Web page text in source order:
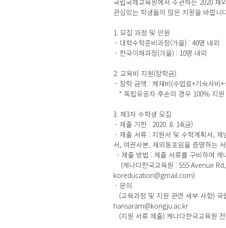
국립국제교육원에서 주관하는 2020 재
관심있는 학생들의 많은 지원을 바랍니
1. 모집 과정 및 인원
- 대학수학준비과정(가을) : 40명 내외
- 한국이해과정(가을) : 10명 내외
2. 교육비 지원(장학금)
- 장학 금액 : 체재비(수업료+기숙사비
* 독립유공자 후손의 경우 100% 지원
3. 제3차 수학생 모집
- 제출 기한 : 2020. 8. 14(금)
- 제출 서류 : 지원서 및 수학계획서,
서, 여권사본, 재외동포임을 증명하는
- 제출 방법 : 제출 서류를 구비하여
(캐나다한국교육원 : 555 Avenue
koreducation@gmail.com)
- 문의
(교육과정 및 지원 관련 세부 사항)
hansaram@kongju.ac.kr
(지원 서류 제출) 캐나다한국교육원